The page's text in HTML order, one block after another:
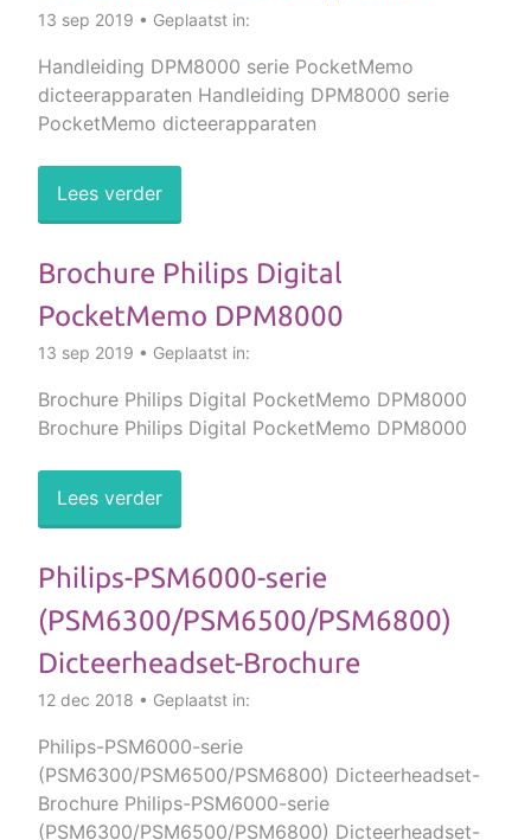
13 sep 2019 • Geplaatst in:
Handleiding DPM8000 serie PocketMemo
dicteerapparaten Handleiding DPM8000 serie
PocketMemo dicteerapparaten
Lees verder
Brochure Philips Digital
PocketMemo DPM8000
13 sep 2019 • Geplaatst in:
Brochure Philips Digital PocketMemo DPM8000
Brochure Philips Digital PocketMemo DPM8000
Lees verder
Philips-PSM6000-serie
(PSM6300/PSM6500/PSM6800)
Dicteerheadset-Brochure
12 dec 2018 • Geplaatst in:
Philips-PSM6000-serie
(PSM6300/PSM6500/PSM6800) Dicteerheadset-
Brochure Philips-PSM6000-serie
(PSM6300/PSM6500/PSM6800) Dicteerheadset-